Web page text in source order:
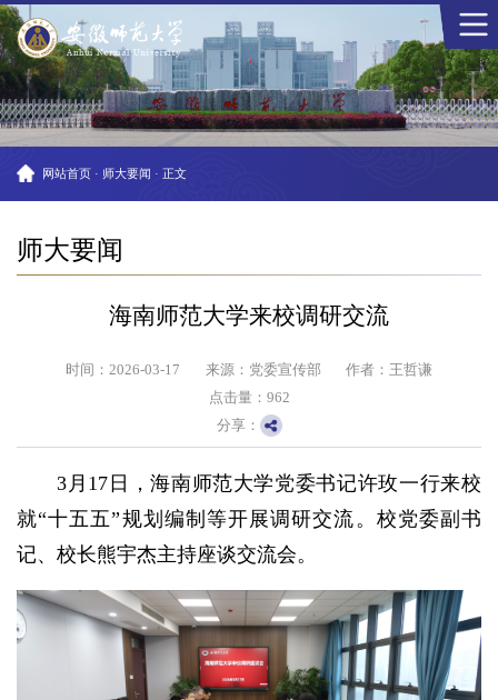
网站首页 · 师大要闻 · 正文
师大要闻
海南师范大学来校调研交流
时间：2026-03-17 来源：党委宣传部
作者：王哲谦
点击量： 962
分享：
3月17日，海南师范大学党委书记许玫一行来校
就“十五五”规划编制等开展调研交流。校党委副书
记、校长熊宇杰主持座谈交流会。